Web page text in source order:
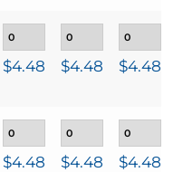
$4.48 $4.48 $4.48
$4.48 $4.48 $4.48